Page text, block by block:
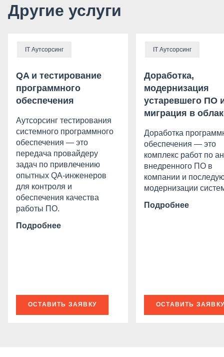
Другие услуги
IT Аутсорсинг
QA и тестирование
программного
обеспечения
Аутсорсинг тестирования
системного программного
обеспечения — это
передача провайдеру
задач по привлечению
опытных QA-инженеров
для контроля и
обеспечения качества
работы ПО.
Подробнее
ОСТАВИТЬ ЗАЯВКУ
IT Аутсорсинг
Доработка,
модернизация
устаревшего ПО
миграция в
Доработка
обеспечения — это
комплекс работ по
внедренного ПО в
компании и
модернизации
Подробнее
ОСТАВИТЬ ЗАЯВКУ